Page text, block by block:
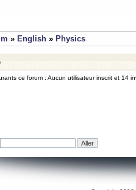
» English » Physics
ce forum : Aucun utilisateur inscrit et 14